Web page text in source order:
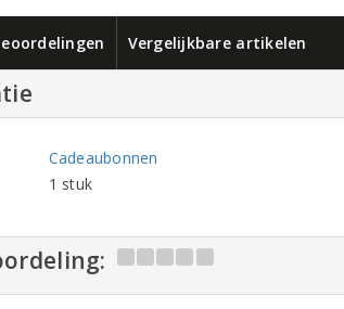
Vergelijkbare artikelen
Cadeaubonnen
1 stuk